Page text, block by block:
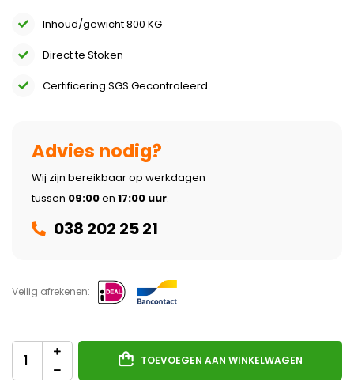
Inhoud/gewicht 800 KG
Direct te Stoken
Certificering SGS Gecontroleerd
Advies nodig?
Wij zijn bereikbaar op werkdagen
tussen 09:00en 17:00 uur.
038 202 25 21
Veilig afrekenen:
TOEVOEGEN AAN WINKELWAGEN